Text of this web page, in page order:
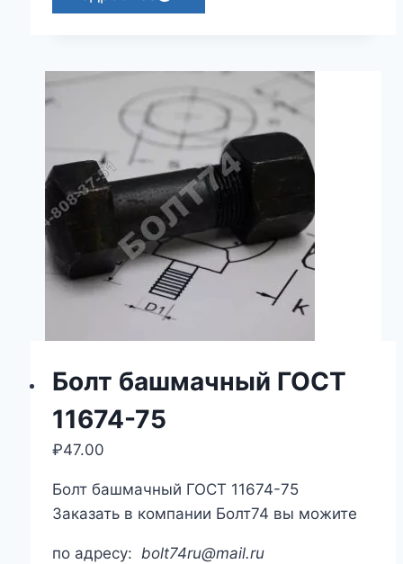
Болт башмачный ГОСТ
11674-75
₽47.00
Болт башмачный ГОСТ 11674-75
Заказать в компании Болт74 вы можите
по адресу: bolt74ru@mail.ru